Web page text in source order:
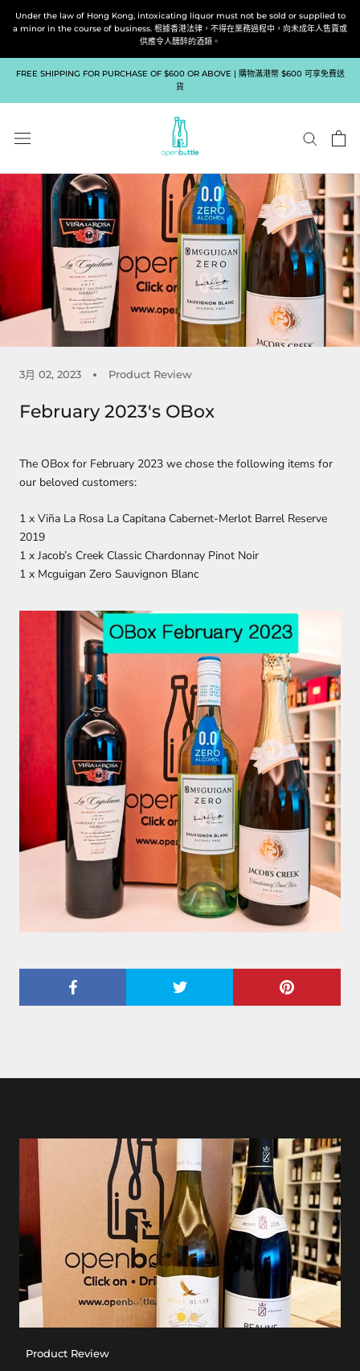
Under the law of Hong Kong, intoxicating liquor must not be sold or supplied to
a minor in the course of business. 根據香港法律，不得在業務過程中，向未成年人售賣或
供應令人醺醉的酒類。
FREE SHIPPING FOR PURCHASE OF $600 OR ABOVE | 購物滿港幣 $600 可享免費送
貨
3月 02, 2023 Product Review
February 2023's OBox
The OBox for February 2023 we chose the following items for
our beloved customers:
1 x Viña La Rosa La Capitana Cabernet-Merlot Barrel Reserve
2019
1 x Jacob’s Creek Classic Chardonnay Pinot Noir
1 x Mcguigan Zero Sauvignon Blanc
Product Review